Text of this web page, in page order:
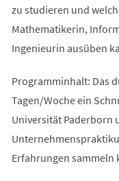
zu studieren und
Mathematikerin,
Ingenieurin ausüben
Programminhalt: Das
Tagen/Woche ein
Universität Paderborn
Erfahrungen sammeln